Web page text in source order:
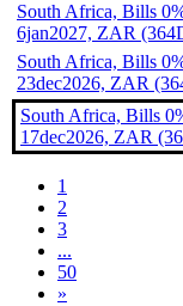
South Africa, Bills
6jan2027, ZAR
South Africa, Bills
23dec2026, ZAR
South Africa, Bills
17dec2026, ZAR
1
2
3
...
50
»